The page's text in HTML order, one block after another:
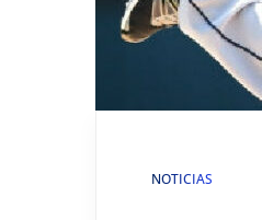
NOTICIAS